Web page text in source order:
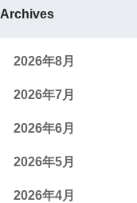
Archives
2026年8月
2026年7月
2026年6月
2026年5月
2026年4月